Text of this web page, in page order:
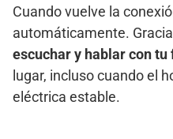
Cuando vuelve la
automáticamente.
escuchar y hablar con
lugar, incluso cuando el
eléctrica estable.